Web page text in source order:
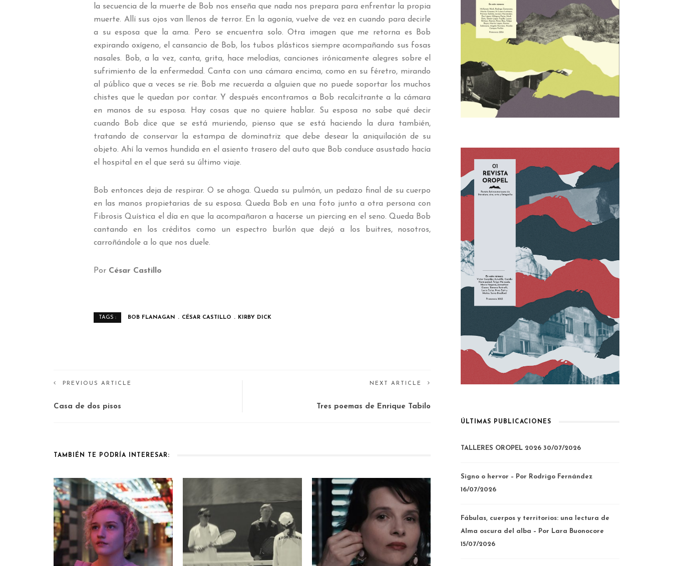
la secuencia de la muerte de Bob nos enseña que nada nos prepara para enfrentar la propia
muerte. Allí sus ojos van llenos de terror. En la agonía, vuelve de vez en cuando para decirle
a su esposa que la ama. Pero se encuentra solo. Otra imagen que me retorna es Bob
expirando oxígeno, el cansancio de Bob, los tubos plásticos siempre acompañando sus fosas
nasales. Bob, a la vez, canta, grita, hace melodías, canciones irónicamente alegres sobre el
sufrimiento de la enfermedad. Canta con una cámara encima, como en su féretro, mirando
al público que a veces se ríe. Bob me recuerda a alguien que no puede soportar los muchos
chistes que le quedan por contar. Y después encontramos a Bob recalcitrante a la cámara
en manos de su esposa. Hay cosas que no quiere hablar. Su esposa no sabe qué decir
cuando Bob dice que se está muriendo, pienso que se está haciendo la dura también,
tratando de conservar la estampa de dominatriz que debe desear la aniquilación de su
objeto. Ahí la vemos hundida en el asiento trasero del auto que Bob conduce asustado hacía
el hospital en el que será su último viaje.
Bob entonces deja de respirar. O se ahoga. Queda su pulmón, un pedazo final de su cuerpo
en las manos propietarias de su esposa. Queda Bob en una foto junto a otra persona con
Fibrosis Quística el día en que la acompañaron a hacerse un piercing en el seno. Queda Bob
cantando en los créditos como un espectro burlón que dejó a los buitres, nosotros,
carroñándole a lo que nos duele.
Por César Castillo
TAGS : BOB FLANAGAN CÉSAR CASTILLO KIRBY DICK
PREVIOUS ARTICLE
Casa de dos pisos
NEXT ARTICLE
Tres poemas de Enrique Tabilo
TAMBIÉN TE PODRÍA INTERESAR:
ÚLTIMAS PUBLICACIONES
TALLERES OROPEL 2026 30/07/2026
Signo o hervor – Por Rodrigo Fernández
16/07/2026
Fábulas, cuerpos y territorios: una lectura de
Alma oscura del alba – Por Lara Buonocore
15/07/2026